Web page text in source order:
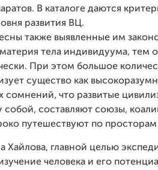
В каталоге даются
развития ВЦ.
также выявленные им
тела индивидуума, тем
При этом большое
существо как
сомнений, что развитые
составляют союзы,
путешествуют по
Хайлова, главной целью
человека и его